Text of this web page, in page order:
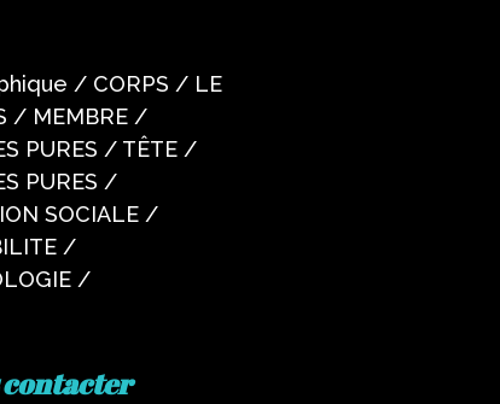
/ CORPS / LE
/ MEMBRE /
PURES / TÊTE /
PURES /
SOCIALE /
/
/
contacter